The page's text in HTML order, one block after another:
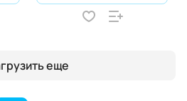
еще